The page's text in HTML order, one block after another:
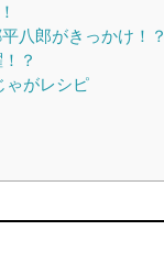
八郎がきっかけ！？
？
ゃがレシピ